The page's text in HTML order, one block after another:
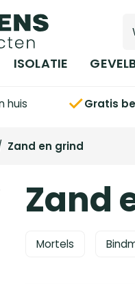
ISOLATIE
huis Gratis
Zand en grind
Zand
Mortels